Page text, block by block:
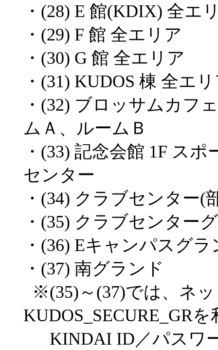
・(28) E 館(KDIX) 全エ
・(29) F 館 全エリア
・(30) G 館 全エリア
・(31) KUDOS 棟 全エ
・(32) ブロッサムカフ
ムＡ、ルームＢ
・(33) 記念会館 1F ス
センター
・(34) クラブセンター(
・(35) クラブセンター
・(36) Eキャンパスグラ
・(37) 南グランド
※(35)～(37)では、ネ
KUDOS_SECURE_GR
KINDAI ID／パスワ